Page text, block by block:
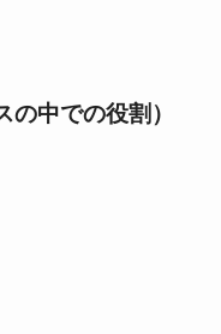
中での役割）